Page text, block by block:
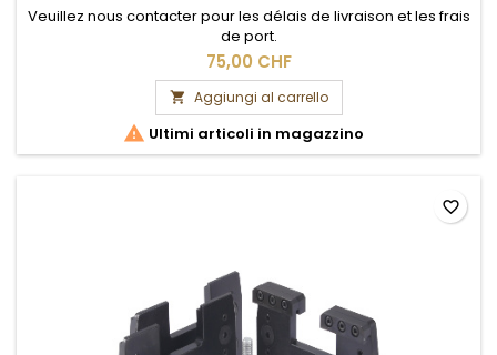
Veuillez nous contacter pour les délais de livraison et les frais
de port.
75,00 CHF
 Aggiungi al carrello
 Ultimi articoli in magazzino
favorite_border